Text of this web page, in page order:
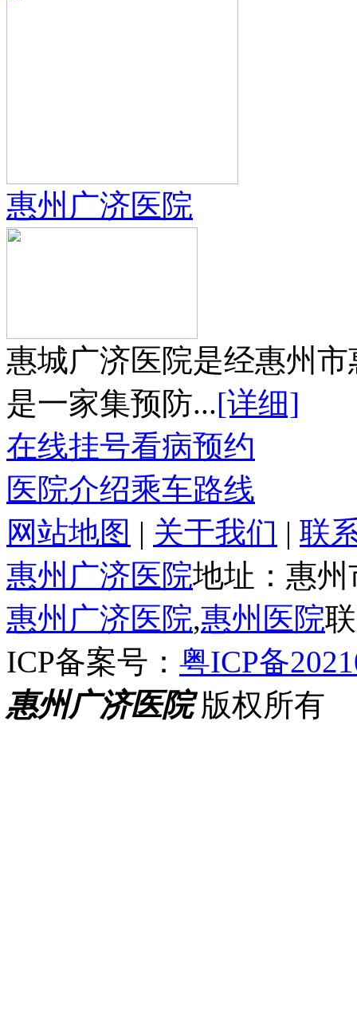
惠州广济医院
惠城广济医院是经惠州
是一家集预防...[详细]
在线挂号看病预约
医院介绍乘车路线
网站地图 | 关于我们 | 联
惠州广济医院地址：惠
惠州广济医院,惠州医院
ICP备案号： 粤ICP备
惠州广济医院版权所有